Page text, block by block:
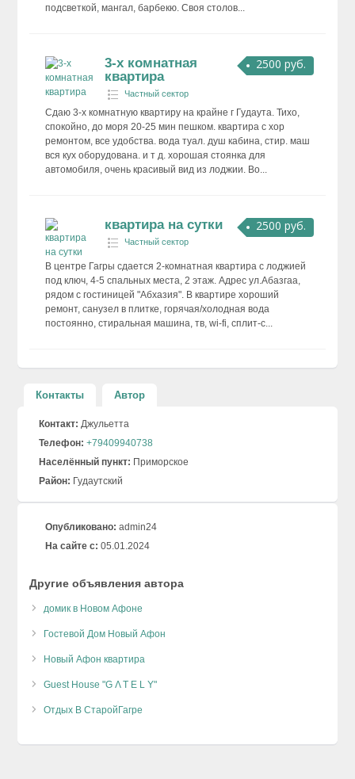
подсветкой, мангал, барбекю. Своя столов...
2500 руб.
3-х комнатная
квартира
Частный сектор
Сдаю 3-х комнатную квартиру на крайне г Гудаута. Тихо,
спокойно, до моря 20-25 мин пешком. квартира с хор
ремонтом, все удобства. вода туал. душ кабина, стир. маш
вся кух оборудована. и т д. хорошая стоянка для
автомобиля, очень красивый вид из лоджии. Во...
2500 руб.
квартира на сутки
Частный сектор
В центре Гагры сдается 2-комнатная квартира с лоджией
под ключ, 4-5 спальных места, 2 этаж. Адрес ул.Абазгаа,
рядом с гостиницей "Абхазия". В квартире хороший
ремонт, санузел в плитке, горячая/холодная вода
постоянно, стиральная машина, тв, wi-fi, сплит-с...
Контакты Автор
Контакт: Джульетта
Телефон: +79409940738
Населённый пункт: Приморское
Район: Гудаутский
Опубликовано: admin24
На сайте с: 05.01.2024
Другие объявления автора
домик в Новом Афоне
Гостевой Дом Новый Афон
Новый Афон квартира
Guest House "G Λ T E L Y"
Отдых В СтаройГагре